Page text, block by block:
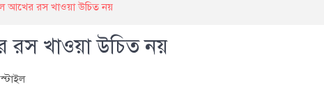
আখের রস খাওয়া উচিত নয়
রস খাওয়া উচিত নয়